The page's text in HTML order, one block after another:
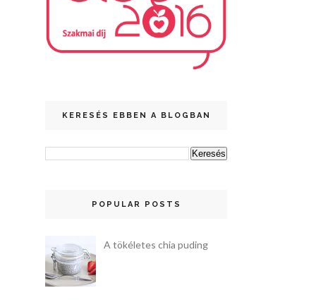
KERESÉS EBBEN A BLOGBAN
POPULAR POSTS
A tökéletes chia puding